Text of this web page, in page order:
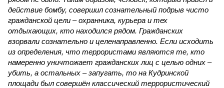
действие бомбу, совершил сознательный подрыв чисто
гражданской цели – охранника, курьера и тех
отдыхающих, кто находился рядом. Гражданских
взорвали сознательно и целенаправленно. Если исходить
из определения, что террористами являются те, кто
намеренно уничтожает гражданских лиц с целью одних –
убить, а остальных – запугать, то на Кудринской
площади был совершён классический террористический